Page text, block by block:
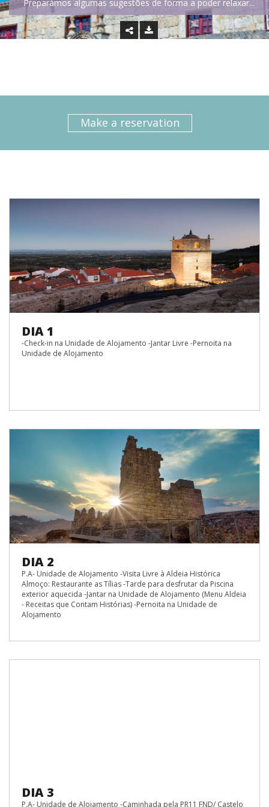
Preparámos algumas sugestões de forma a poder relaxar...
Make a reservation
DIA 1
-Check-in na Unidade de Alojamento -Jantar Livre -Pernoita na
Unidade de Alojamento
DIA 2
P.A- Unidade de Alojamento -Visita Livre à Aldeia Histórica
Almoço: Restaurante as Tílias -Tarde para desfrutar da Piscina
exterior aquecida -Jantar na Unidade de Alojamento (Menu Aldeia
- Receitas que Contam Histórias) -Pernoita na Unidade de
Alojamento
DIA 3
P.A- Unidade de Alojamento -Caminhada pela PR11 FND/ Castelo